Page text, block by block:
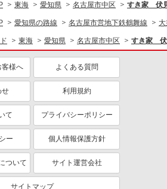
東海 愛知県 名古屋市中区 すき家 伏
愛知県の路線 名古屋市営地下鉄鶴舞線
東海 愛知県 名古屋市中区 すき家 伏
様へ よくある質問
せ 利用規約
て プライバシーポリシー
ー 個人情報保護方針
ついて サイト運営会社
サイトマップ